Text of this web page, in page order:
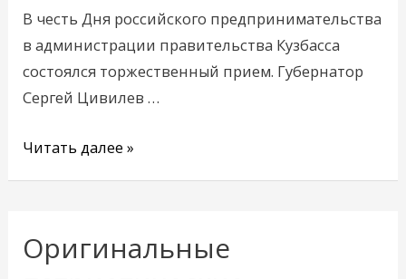
В честь Дня российского предпринимательства
в администрации правительства Кузбасса
состоялся торжественный прием. Губернатор
Сергей Цивилев …
Читать далее »
Оригинальные
Оригинальные
патриотические